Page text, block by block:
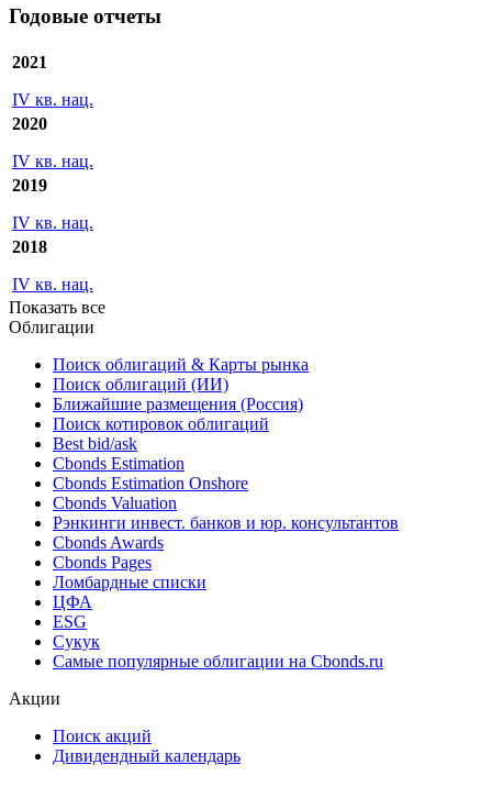
Годовые отчеты
2021
IV кв. нац.
2020
IV кв. нац.
2019
IV кв. нац.
2018
IV кв. нац.
Показать все
Облигации
Поиск облигаций & Карты рынка
Поиск облигаций (ИИ)
Ближайшие размещения (Россия)
Поиск котировок облигаций
Best bid/ask
Cbonds Estimation
Cbonds Estimation Onshore
Cbonds Valuation
Рэнкинги инвест. банков и юр. консультантов
Cbonds Awards
Cbonds Pages
Ломбардные списки
ЦФА
ESG
Сукук
Самые популярные облигации на Cbonds.ru
Акции
Поиск акций
Дивидендный календарь